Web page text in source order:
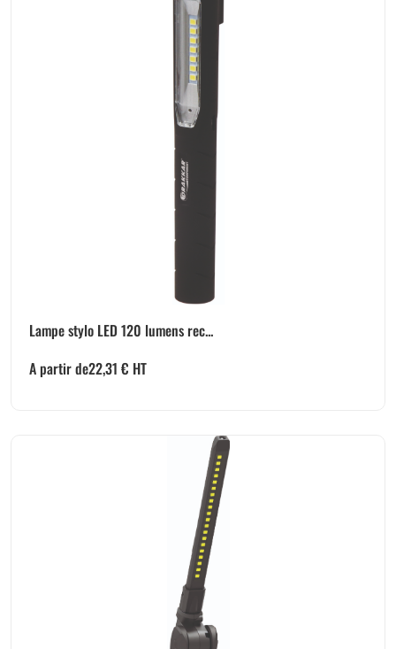
Lampe stylo LED 120 lumens rec...
A partir de22,31 € HT